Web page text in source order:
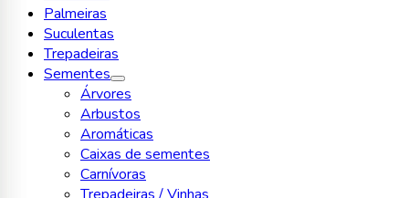
Palmeiras
Suculentas
Trepadeiras
Sementes
Árvores
Arbustos
Aromáticas
Caixas de sementes
Carnívoras
Trepadeiras / Vinhas